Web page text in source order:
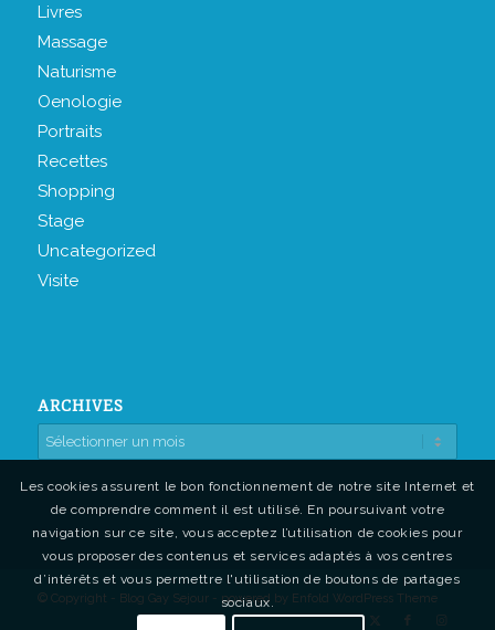
Livres
Massage
Naturisme
Oenologie
Portraits
Recettes
Shopping
Stage
Uncategorized
Visite
ARCHIVES
© Copyright - Blog Gay Sejour - powered by Enfold WordPress Theme
Les cookies assurent le bon fonctionnement de notre site Internet et
de comprendre comment il est utilisé. En poursuivant votre
navigation sur ce site, vous acceptez l’utilisation de cookies pour
vous proposer des contenus et services adaptés à vos centres
d’intérêts et vous permettre l'utilisation de boutons de partages
sociaux.